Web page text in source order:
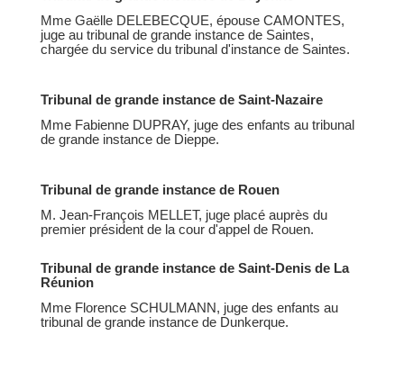
Mme Gaëlle DELEBECQUE, épouse CAMONTES,
juge au tribunal de grande instance de Saintes,
chargée du service du tribunal d'instance de Saintes.
Tribunal de grande instance de Saint-Nazaire
Mme Fabienne DUPRAY, juge des enfants au tribunal
de grande instance de Dieppe.
Tribunal de grande instance de Rouen
M. Jean-François MELLET, juge placé auprès du
premier président de la cour d'appel de Rouen.
Tribunal de grande instance de Saint-Denis de La
Réunion
Mme Florence SCHULMANN, juge des enfants au
tribunal de grande instance de Dunkerque.